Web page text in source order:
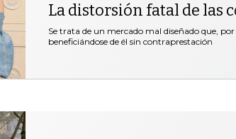
La distorsión fatal de las
Se trata de un mercado mal diseñado que,
beneficiándose de él sin contraprestación